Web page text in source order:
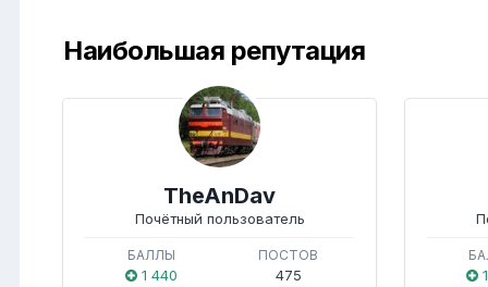
Наибольшая репутация
TheAnDav
Почётный пользователь
БАЛЛЫ
1 440
ПОСТОВ
475